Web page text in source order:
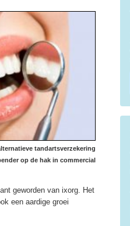
tandartsverzekering
op de hak in commercial
geworden van ixorg. Het
een aardige groei